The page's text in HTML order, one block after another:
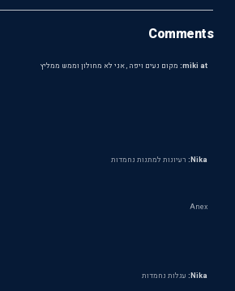
Comments
miki at: מקום נעים ויפה , אני לא מחולון וממש ממליץ
Nika: רעיונות למתנות נחמדות
Anex
Nika: עגלות נחמדות